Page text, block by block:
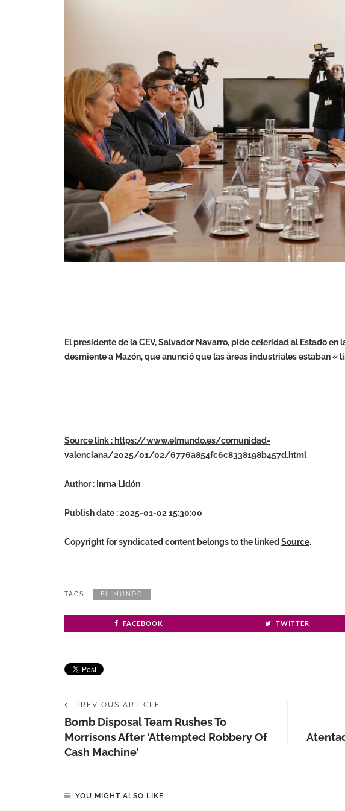
El presidente de la CEV, Salvador Navarro, pide celeridad al Estado
desmiente a Mazón, que anunció que las áreas industriales estaban «
Source link : https://www.elmundo.es/comunidad-
valenciana/2025/01/02/6776a854fc6c8338198b457d.html
Author : Inma Lidón
Publish date : 2025-01-02 15:30:00
Copyright for syndicated content belongs to the linkedSource.
TAGS : EL MUNDO
FACEBOOK TWITTER
PREVIOUS ARTICLE
Bomb Disposal Team Rushes To
Morrisons After ‘attempted Robbery Of
Cash Machine’
YOU MIGHT ALSO LIKE